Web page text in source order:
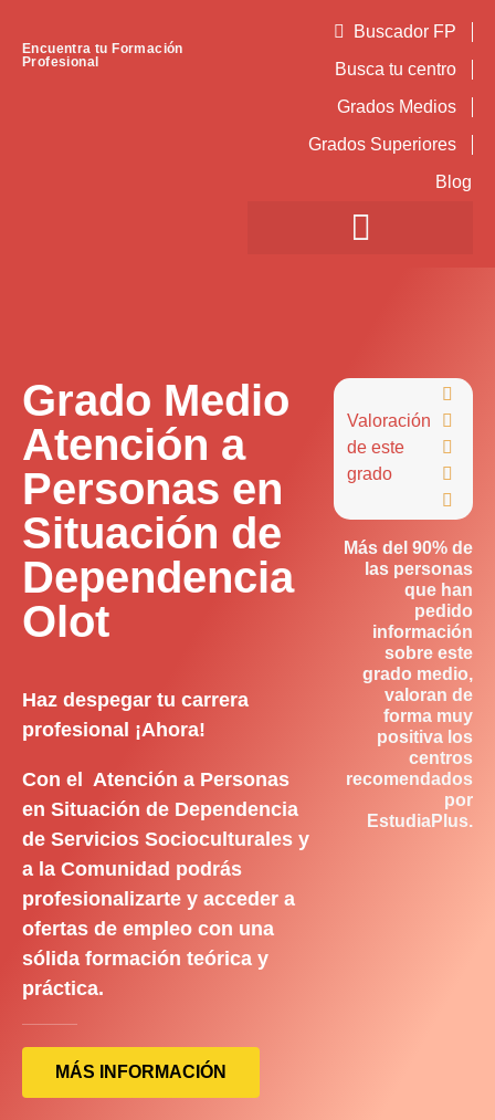
Encuentra tu Formación
Profesional
Buscador FP
Busca tu centro
Grados Medios
Grados Superiores
Blog
Grado Medio
Atención a
Personas en
Situación de
Dependencia
Olot
Haz despegar tu carrera
profesional ¡Ahora!
Con el Atención a Personas
en Situación de Dependencia
de Servicios Socioculturales y
a la Comunidad podrás
profesionalizarte y acceder a
ofertas de empleo con una
sólida formación teórica y
práctica.
MÁS INFORMACIÓN
Valoración
de este
grado





Más del 90% de
las personas
que han
pedido
información
sobre este
grado medio,
valoran de
forma muy
positiva los
centros
recomendados
por
EstudiaPlus.